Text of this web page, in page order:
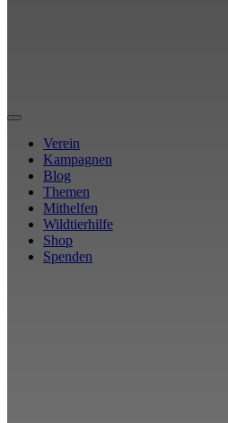
Verein
Kampagnen
Blog
Themen
Mithelfen
Wildtierhilfe
Shop
Spenden